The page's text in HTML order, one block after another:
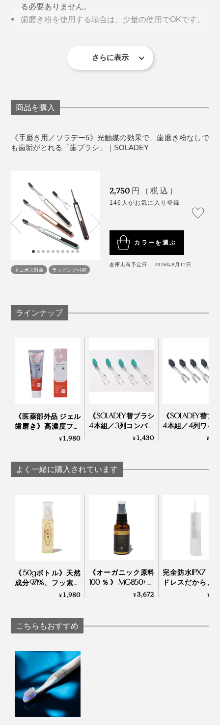
ブラシごと水で濡らした半導体に、部屋の照明や太陽の
します。
ナス電子が次々にアタック！
歯と、しつこい歯垢の結びつきを弱めながら、ブラッシ
ングできるので、効率よく歯垢を除去。しかも、磨いた
歯に付着しにくくなった歯垢を、『SOLADEY』で軽く
ブラッシングすれば、歯磨き粉なしでも、あなたの歯は
驚くほどツルッツルに。今までにない磨き心地を味わえ
るはずです。
実際、歯に虫歯菌がつきにくいことは、岡山大学歯学部
の論文で実証しています。
で、それぞれブラッシング後、虫歯菌（S.ミュータンス
菌）の培地に12時間浸けて培養したところ、結果は、ご
（※）天然歯の代わりに、歯のエナメル質と、ほぼ同じ成分で、実験用に生成し
たアパタイトペレット
ずつ動かしながら、ずらしていく。
⑥歯の表面は、歯に対して「直角の角度」でブラシを当
てる。
⑥ 奥歯の溝、前歯の裏側、歯と歯のすき間は、ブラシ
の先端を掻き出すように当てる。
鏡を見ながら、ぜひ効果的なブラッシングを。
『SOLADEY』での歯磨きが、ますます楽しくなるはず
です。
ラシ部分のみを、新しい替ブラシに交換するだけで、本
体は長く使えるので、実に経済的です。
「ソラデー5」のブラシは、歯と歯の間にフィットしや
すく、奥歯や歯の裏側も掻き出しやすい「ハニカムポイ
ント毛」は、一本一本がハニカム状（六角形）にカット
されているので、ブラシ同士が隙間なく密着。
コシのある磨き心地と凸型のポイント毛が、歯間や溝の
汚れを取り除いてくれます。
替ブラシも種類豊富なので、好みのブラシ形状やサイ
ズ、子ども用も選べます。
『SOLADEY』のブラシは、すべて日本製。
熟練の職人たちが目と手で、丁寧な作業と厳しい検品を
長年続けています。
彼女は手磨き後、歯間フロスで手入れし、最後に、歯の
汚れが赤く染まる「歯垢チェック剤」を使ったところ、
なんと、汚れがほとんど残っていなかったそう。
それまでは、一般的な歯ブラシ→歯間フロス→ワンタフ
れをしていましたが、『SOLADEY』なら、あとは歯間
フロスだけでもOK、と感じたそうです。
ぜひ、あなたも『SOLADEY』ならではの磨き心地を、
体験してください。
る必要ありません。
歯磨き粉を使用する場合は、少量の使用でOKです。
短くなります。衛生的な観点からも、本体の共用は
避けてください。
スペアブラシ交換の目安は1～2ヵ月です。毛先が開
面から、交換をおすすめします。
重さ：約25g
材質：本体／ステンレス・AS樹脂・ABS樹脂・酸化
チタン
ブラシ／ナイロン・飽和ポリエステル樹脂
※ペースメーカー、除細動器をご使用の方は、本品の使用を避けてくださ
さらに表示
商品を購入
《手磨き用／ソラデー5》光触媒の効果で、歯磨き粉なしで
も歯垢がとれる「歯ブラシ」｜SOLADEY
ネコポス対象 ラッピング可能
2,750 円（税込）
146人がお気に入り登録
カラーを選ぶ
倉庫出荷予定日： 2026年8月12日
ラインナップ
《医薬部外品 ジェル
歯磨き》高濃度フッ
素配合、口臭・歯周
トリートメントプラ
スS」｜SOLADEY
¥1,980
《SOLADEY替ブラシ
4本組／3列コンパク
ト・強ラバーポイン
かりと落とす、コン
パクト替ブラシ｜
¥1,430
《SOLADEY替ブ
4本組／4列ワイ
全極細スパイ
¥
よく一緒に購入されています
《50gボトル》天然
成分97.1%、フッ素・
発泡剤・研磨剤・保
ジェル」
¥1,980
《オーガニック原料
100％》MG850+マ
ヌカハニー配合、ア
¥3,672
完全防水IPX7・
ドレスだから、
呂場でも、出張
¥
こちらもおすすめ